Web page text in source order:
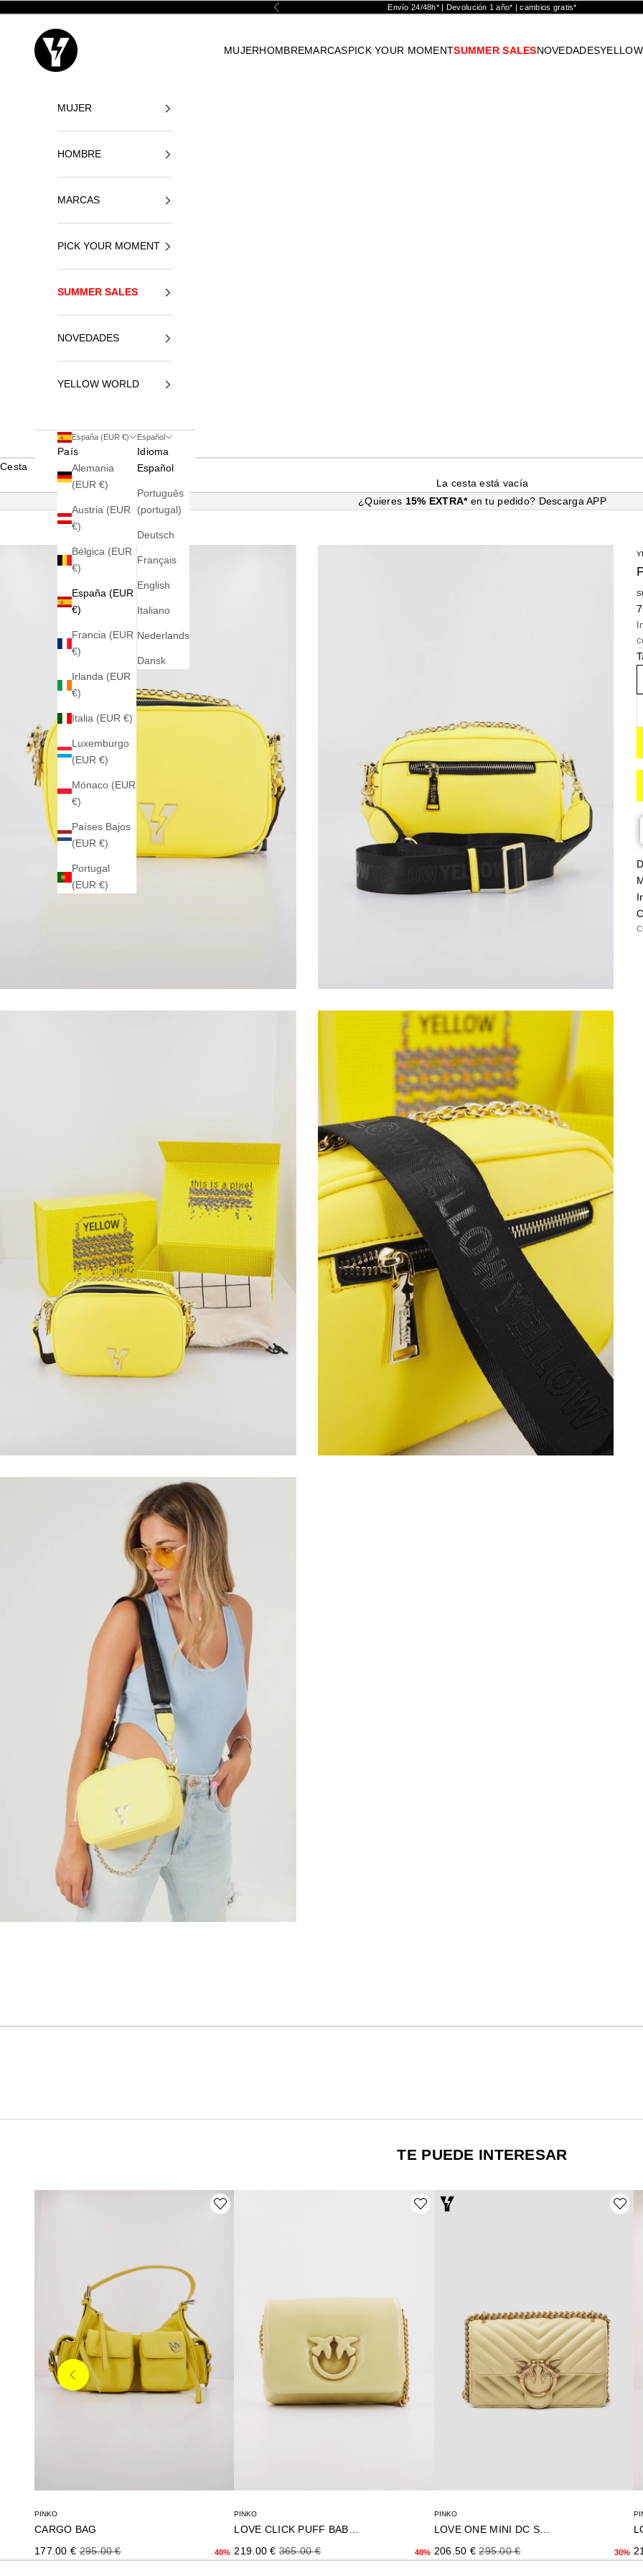
Anterior Envío 24/48h* | Devolución 1 año* | cambios gratis*
Yellowshop
MUJERHOMBREMARCASPICK YOUR MOMENTSUMMER SALESNOVEDADES
MUJER
HOMBRE
MARCAS
PICK YOUR MOMENT
SUMMER SALES
NOVEDADES
YELLOW WORLD
España (EUR €)
País
Alemania
(EUR €)
Austria (EUR
€)
Bélgica (EUR
€)
España (EUR
€)
Francia (EUR
€)
Irlanda (EUR
€)
Italia (EUR €)
Luxemburgo
(EUR €)
Mónaco (EUR
€)
Países Bajos
(EUR €)
Portugal
(EUR €)
Español
Idioma
Español
Português
(portugal)
Deutsch
Français
English
Italiano
Nederlands
Dansk
Cesta
La cesta está vacía
¿Quieres 15% EXTRA* en tu pedido? Descarga APP
TE PUEDE INTERESAR
PINKO
CARGO BAG
Precio de oferta
177.00 €Precio normal
295.00 € 40%
PINKO
Precio de oferta
219.00 € Precio normal
365.00 € 40%
PINKO
LOVE ONE MINI DC SHEEP
Precio de oferta
206.50 €Precio normal
295.00 € 30%
Anterior